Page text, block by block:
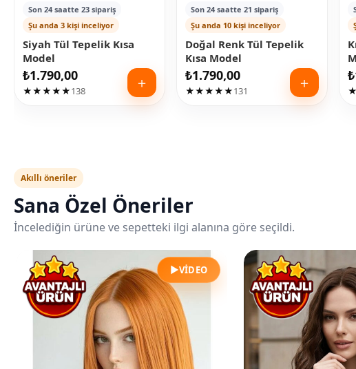
Son 24 saatte 23 sipariş
Şu anda 3 kişi inceliyor
Siyah Tül Tepelik Kısa
Model
₺1.790,00
★★★★★138 ＋
Son 24 saatte 21 sipariş
Şu anda 10 kişi inceliyor
Doğal Renk Tül Tepelik
Kısa Model
₺1.790,00
★★★★★131 ＋ ₺
Akıllı öneriler
Sana Özel Öneriler
İncelediğin ürüne ve sepetteki ilgi alanına göre seçildi.
▶VIDEO